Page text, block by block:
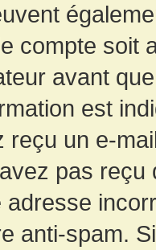
compte soit
avant
est
reçu un e-
pas
anti-spam.